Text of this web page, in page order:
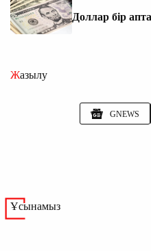
Доллар бір
Жазылу
GNEWS
Ұсынамыз